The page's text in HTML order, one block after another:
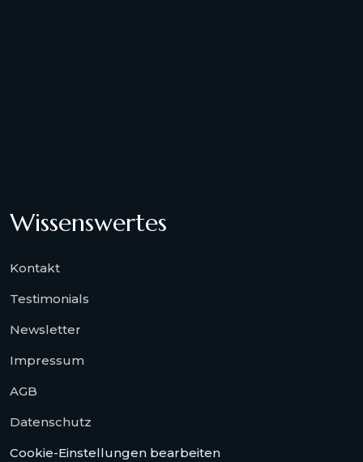
Wissenswertes
Kontakt
Testimonials
Newsletter
Impressum
AGB
Datenschutz
Cookie-Einstellungen bearbeiten